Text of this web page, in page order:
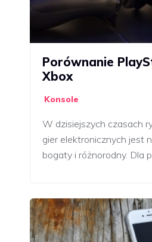
Porównanie
Xbox
Konsole
W dzisiejszych czasach
gier elektronicznych jest
bogaty i różnorodny. Dla